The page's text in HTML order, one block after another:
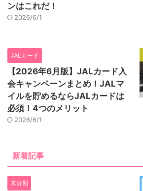
ンはこれだ！
2026/6/1
JALカード
【2026年6月版】JALカード入
会キャンペーンまとめ！JALマ
イルを貯めるならJALカードは
必須！4つのメリット
2026/6/1
新着記事
未分類